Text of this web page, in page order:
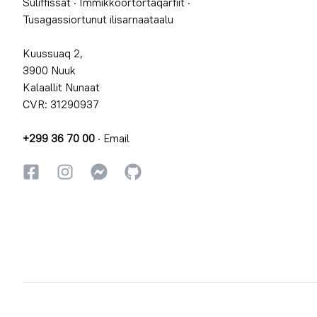
Tusagassiortunut ilisarnaataalu
Kuussuaq 2,
3900 Nuuk
Kalaallit Nunaat
CVR: 31290937
+299 36 70 00 · Email
FacebookkiInstagrammiInstagrammi
GitHub